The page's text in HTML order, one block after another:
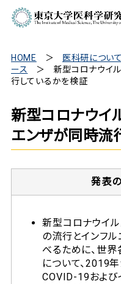
HOME 医科研について
ース
新型コロナウイ
行しているかを検証
新型コロナウイ
エンザが同時流
発表
新型コロナウイル
の流行とインフ
べるために、世
について、2019
COVID-19および